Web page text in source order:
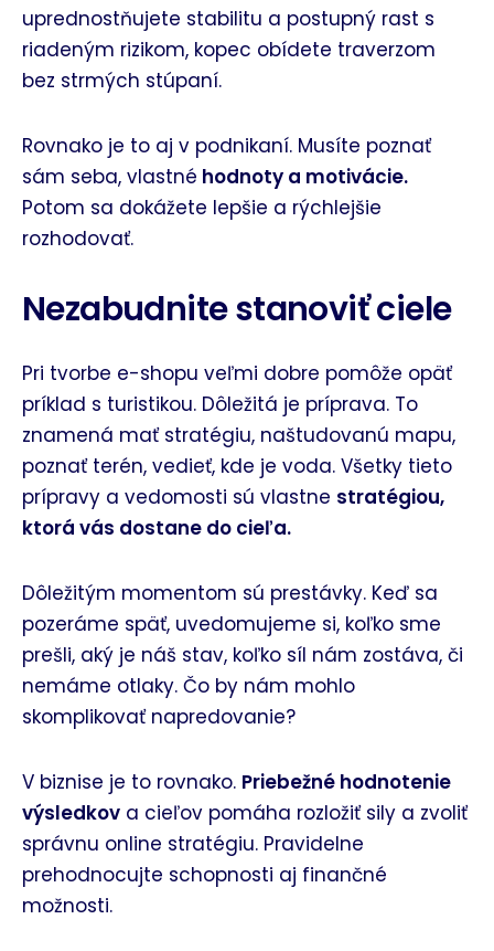
uprednostňujete stabilitu a postupný rast s
riadeným rizikom, kopec obídete traverzom
bez strmých stúpaní.
Rovnako je to aj v podnikaní. Musíte poznať
sám seba, vlastné hodnoty a motivácie.
Potom sa dokážete lepšie a rýchlejšie
rozhodovať.
Nezabudnite stanoviť ciele
Pri tvorbe e-shopu veľmi dobre pomôže opäť
príklad s turistikou. Dôležitá je príprava. To
znamená mať stratégiu, naštudovanú mapu,
poznať terén, vedieť, kde je voda. Všetky tieto
prípravy a vedomosti sú vlastne stratégiou,
ktorá vás dostane do cieľa.
Dôležitým momentom sú prestávky. Keď sa
pozeráme späť, uvedomujeme si, koľko sme
prešli, aký je náš stav, koľko síl nám zostáva, či
nemáme otlaky. Čo by nám mohlo
skomplikovať napredovanie?
V biznise je to rovnako. Priebežné hodnotenie
výsledkov a cieľov pomáha rozložiť sily a zvoliť
správnu online stratégiu. Pravidelne
prehodnocujte schopnosti aj finančné
možnosti.